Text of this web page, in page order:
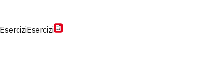
EserciziEsercizi